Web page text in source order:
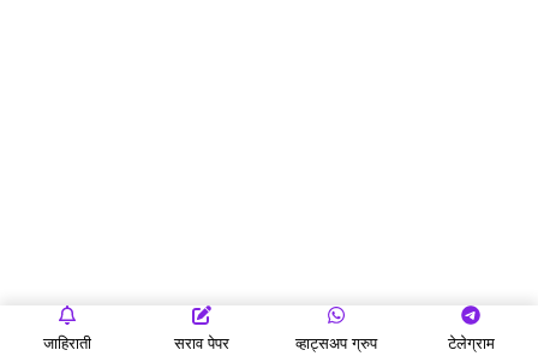
जाहिराती सराव पेपर व्हाट्सअप ग्रुप टेलेग्राम